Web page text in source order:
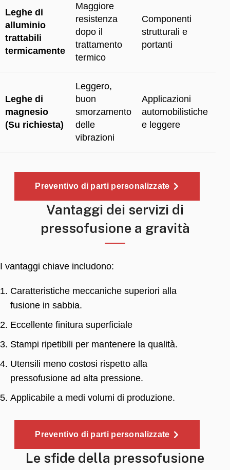
Leghe di
alluminio
trattabili
termicamente
Maggiore
resistenza
dopo il
trattamento
termico
Componenti
strutturali e
portanti
Leghe di
magnesio
(Su richiesta)
Leggero,
buon
smorzamento
delle
vibrazioni
Applicazioni
automobilistiche
e leggere
Preventivo di parti personalizzate
Vantaggi dei servizi di
pressofusione a gravità
I vantaggi chiave includono:
Caratteristiche meccaniche superiori alla
fusione in sabbia.
Eccellente finitura superficiale
Stampi ripetibili per mantenere la qualità.
Utensili meno costosi rispetto alla
pressofusione ad alta pressione.
Applicabile a medi volumi di produzione.
Preventivo di parti personalizzate
Le sfide della pressofusione